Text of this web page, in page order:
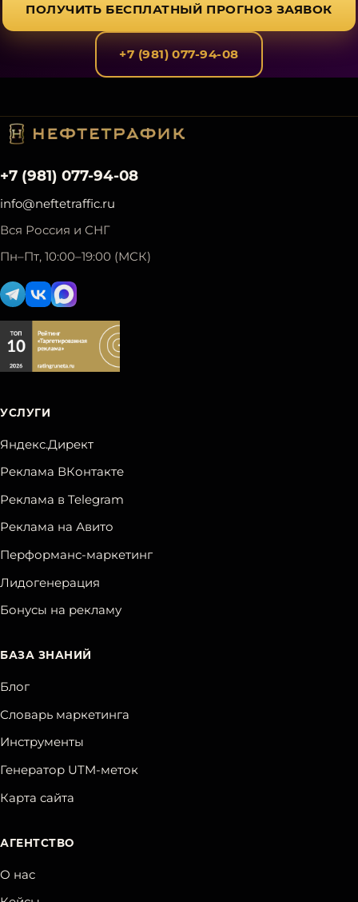
ПОЛУЧИТЬ БЕСПЛАТНЫЙ ПРОГНОЗ ЗАЯВОК
+7 (981) 077-94-08
+7 (981) 077-94-08
info@neftetraffic.ru
Вся Россия и СНГ
Пн–Пт, 10:00–19:00 (МСК)
УСЛУГИ
Яндекс.Директ
Реклама ВКонтакте
Реклама в Telegram
Реклама на Авито
Перформанс-маркетинг
Лидогенерация
Бонусы на рекламу
БАЗА ЗНАНИЙ
Блог
Словарь маркетинга
Инструменты
Генератор UTM-меток
Карта сайта
АГЕНТСТВО
О нас